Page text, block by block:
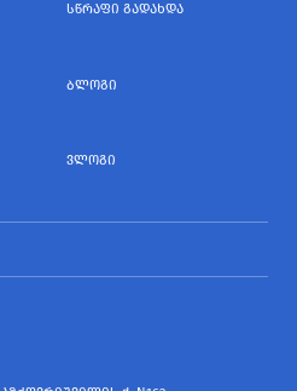
ᲡᲬᲠᲐᲤᲘ ᲒᲐᲓᲐᲮᲓᲐ
ᲑᲚᲝᲒᲘ
ᲕᲚᲝᲒᲘ